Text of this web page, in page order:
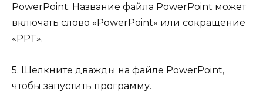
PowerPoint. Название файла PowerPoint может
включать слово «PowerPoint» или сокращение
«PPT».
5. Щелкните дважды на файле PowerPoint,
чтобы запустить программу.